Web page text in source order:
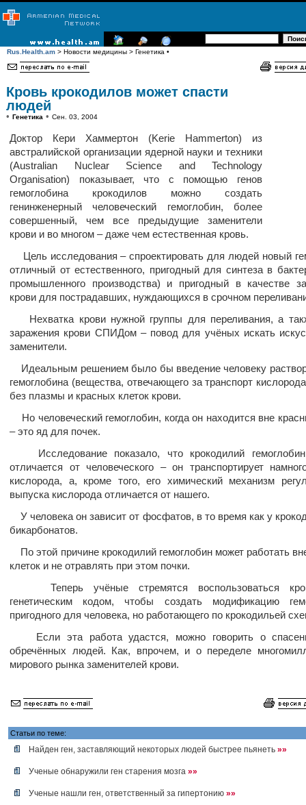
Rus.Health.am > Новости медицины > Генетика •
Кровь крокодилов может спасти
людей
• Генетика • Сен. 03, 2004
Доктор Кери Хаммертон (Kerie Hammerton) из
австралийской организации ядерной науки и техники
(Australian Nuclear Science and Technology
Organisation) показывает, что с помощью генов
гемоглобина крокодилов можно создать
генинженерный человеческий гемоглобин, более
совершенный, чем все предыдущие заменители
крови и во многом – даже чем естественная кровь.
Цель исследования – спроектировать для людей новый
отличный от естественного, пригодный для синтеза в
промышленного производства) и пригодный в качестве
крови для пострадавших, нуждающихся в срочном
Нехватка крови нужной группы для переливания, а
заражения крови СПИДом – повод для учёных искать
заменители.
Идеальным решением было бы введение человеку
гемоглобина (вещества, отвечающего за транспорт
без плазмы и красных клеток крови.
Но человеческий гемоглобин, когда он находится вне
– это яд для почек.
Исследование показало, что крокодилий
отличается от человеческого – он транспортирует
кислорода, а, кроме того, его химический механизм
выпуска кислорода отличается от нашего.
У человека он зависит от фосфатов, в то время как у
бикарбонатов.
По этой причине крокодилий гемоглобин может работать
клеток и не отравлять при этом почки.
Теперь учёные стремятся воспользоваться
генетическим кодом, чтобы создать модификацию
пригодного для человека, но работающего по крокодильей
Если эта работа удастся, можно говорить о
обречённых людей. Как, впрочем, и о переделе
мирового рынка заменителей крови.
Статьи по теме:
Найден ген, заставляющий некоторых людей быстрее пьянеть »»
Ученые обнаружили ген старения мозга »»
Ученые нашли ген, ответственный за гипертонию »»